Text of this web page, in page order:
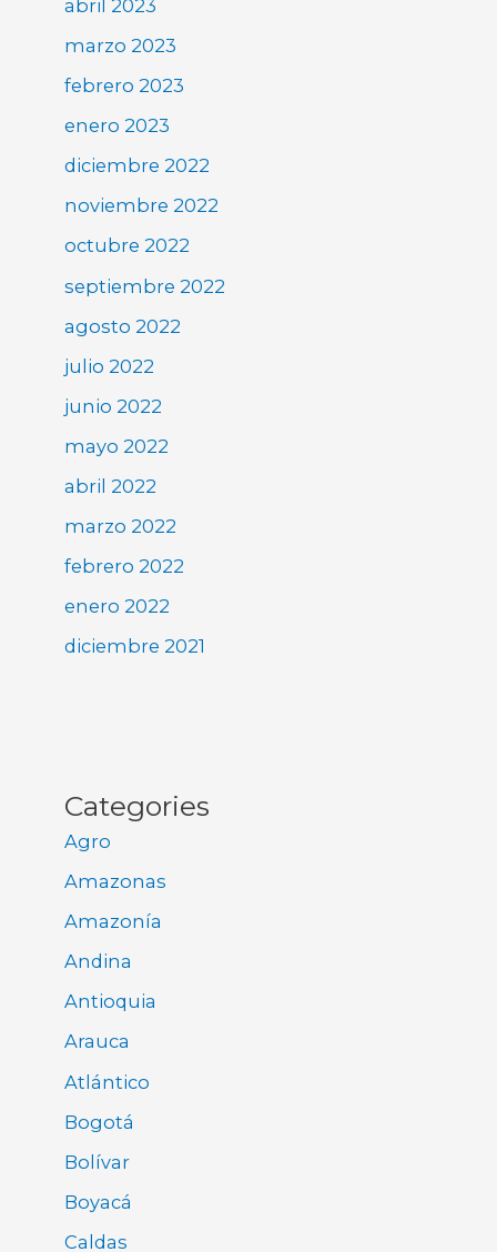
abril 2023
marzo 2023
febrero 2023
enero 2023
diciembre 2022
noviembre 2022
octubre 2022
septiembre 2022
agosto 2022
julio 2022
junio 2022
mayo 2022
abril 2022
marzo 2022
febrero 2022
enero 2022
diciembre 2021
Categories
Agro
Amazonas
Amazonía
Andina
Antioquia
Arauca
Atlántico
Bogotá
Bolívar
Boyacá
Caldas